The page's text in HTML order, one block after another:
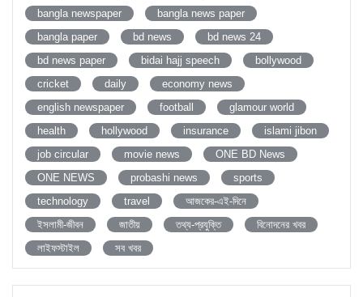
bangla newspaper
bangla news paper
bangla paper
bd news
bd news 24
bd news paper
bidai hajj speech
bollywood
cricket
daily
economy news
english newspaper
football
glamour world
health
hollywood insurance
islami jibon
job circular
movie news
ONE BD News
ONE NEWS
probashi news
sports
technology
travel
আজকের-এই-দিনে
ইসলামী-জীবন
জাতীয় তথ্য-প্রযুক্তি
বিনোদনের খবর
লাইফস্টাইল
সব খবর